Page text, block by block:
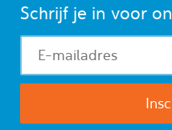
Schrijf je in voor